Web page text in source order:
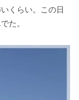
くらい。この日
た。